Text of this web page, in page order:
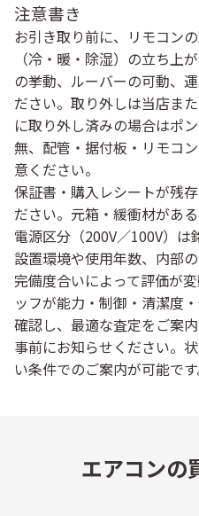
注意書き
お引き取り前に、 リモコン
（冷・暖・除湿）の立ち上
の挙動、 ルーバーの可動、
ださい。取り外しは当店ま
に取り外し済みの場合はポ
無、 配管・据付板・リモコ
意ください。
保証書・購入レシートが残
ださい。 元箱・緩衝材があ
電源区分（200V／100V）は
設置環境や使用年数、内部
完備度合いによって評価が
ッフが能力・制御・清潔度
確認し、最適な査定をご案
事前にお知らせください。
い条件でのご案内が可能です
エアコンの